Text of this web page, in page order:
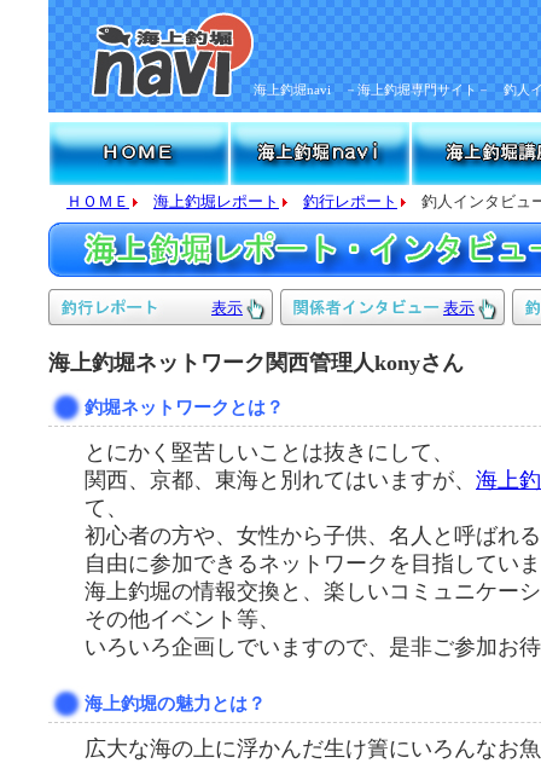
海上釣堀navi －海上釣堀専門サイト－ 釣人
ＨＯＭＥ 海上釣堀レポート 釣行レポート 釣人インタビュ
表示 表示
海上釣堀ネットワーク関西管理人konyさん
釣堀ネットワークとは？
とにかく堅苦しいことは抜きにして、
関西、京都、東海と別れてはいますが、 海上
て、
初心者の方や、女性から子供、名人と呼ばれ
自由に参加できるネットワークを目指してい
海上釣堀の情報交換と、楽しいコミュニケー
その他イベント等、
いろいろ企画しでいますので、是非ご参加お
海上釣堀の魅力とは？
広大な海の上に浮かんだ生け簀にいろんなお